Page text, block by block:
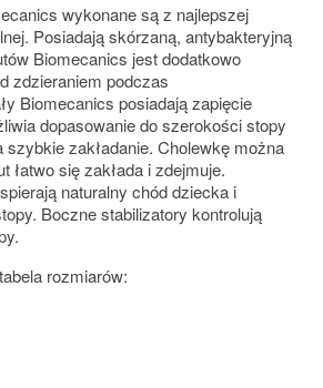
wykonane są z najlepszej
Posiadają skórzaną, antybakteryjną
Biomecanics jest dodatkowo
zdzieraniem podczas
Biomecanics posiadają zapięcie
dopasowanie do szerokości stopy
szybkie zakładanie. Cholewkę można
łatwo się zakłada i zdejmuje.
naturalny chód dziecka i
Boczne stabilizatory kontrolują
rozmiarów: